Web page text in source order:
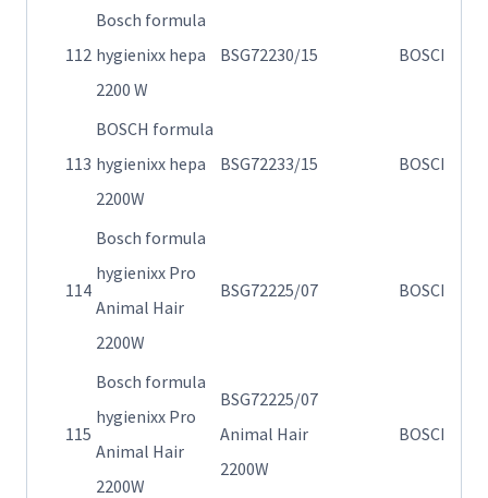
112
Bosch formula
hygienixx hepa
2200 W
BSG72230/15 BOSCH
113
BOSCH formula
hygienixx hepa
2200W
BSG72233/15 BOSCH
114
Bosch formula
hygienixx Pro
Animal Hair
2200W
BSG72225/07 BOSCH
115
Bosch formula
hygienixx Pro
Animal Hair
2200W
BSG72225/07
Animal Hair
2200W
BOSCH